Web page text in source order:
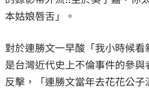
本姑娘唇舌」。
對於連勝文一早酸「我小時候
是台灣近代史上不倫事件的參與
反擊，「連勝文當年去花花公